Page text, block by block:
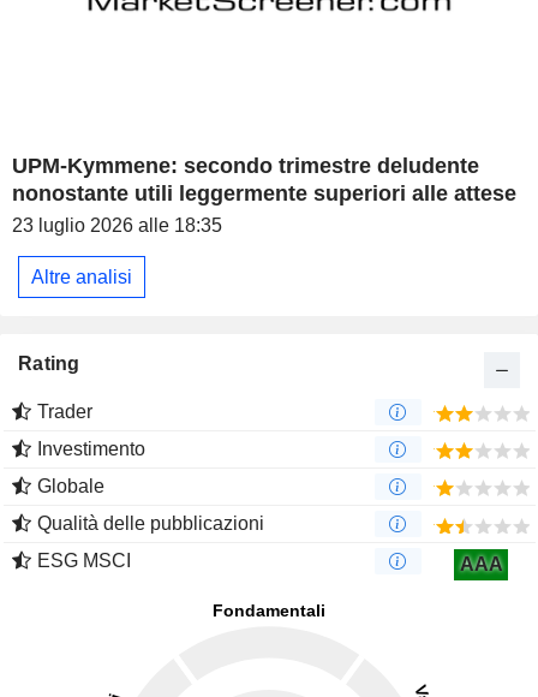
UPM-Kymmene: secondo trimestre deludente
nonostante utili leggermente superiori alle attese
23 luglio 2026 alle 18:35
Altre analisi
Rating
Trader
Investimento
Globale
Qualità delle pubblicazioni
ESG MSCI
AAA